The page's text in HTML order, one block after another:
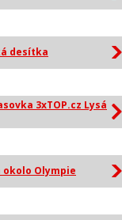
desítka
3xTOP.cz Lysá
okolo Olympie